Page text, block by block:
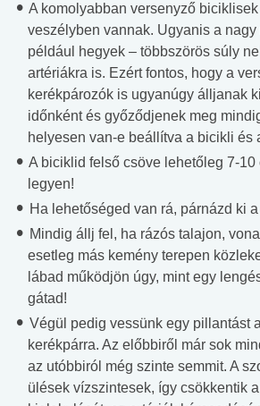
A komolyabban versenyző
veszélyben vannak. Ugyanis a
például hegyek – többszörös súly
artériákra is. Ezért fontos, hogy a
kerékpározók is ugyanúgy álljanak
időnként és győződjenek meg
helyesen van-e beállítva a bicikli és
A biciklid felső csöve lehetőleg 7-10
legyen!
Ha lehetőséged van rá, párnázd ki
Mindig állj fel, ha rázós talajon,
esetleg más kemény terepen
lábad működjön úgy, mint egy
gátad!
Végül pedig vessünk egy pillantást
kerékpárra. Az előbbiről már sok
az utóbbiról még szinte semmit. A
ülések vízszintesek, így csökkentik